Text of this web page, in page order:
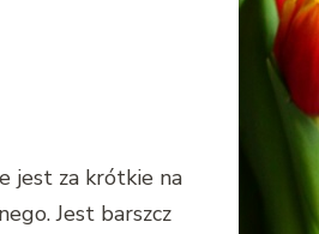
jest za krótkie na
Jest barszcz